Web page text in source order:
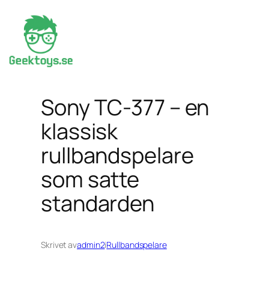
Hoppa
innehåll
Sony TC-377 – en
klassisk
rullbandspelare
som satte
standarden
Skrivet avadmin2iRullbandspelare